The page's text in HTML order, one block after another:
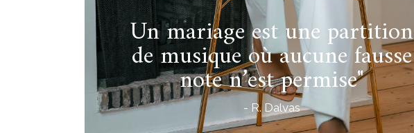
Un mariage est une partition
de musique où aucune fausse
note n’est permise"
- R. Dalvas